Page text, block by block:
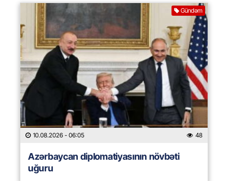
Gündəm
10.08.2026 - 06:05 48
Azərbaycan diplomatiyasının növbəti
uğuru